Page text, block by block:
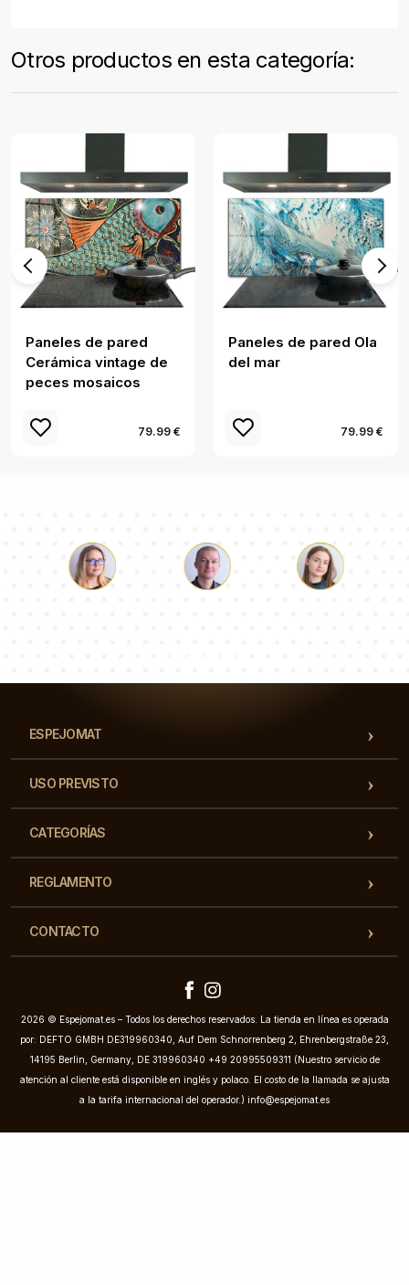
Otros productos en esta categoría:
Paneles de pared
Cerámica vintage de
peces mosaicos
79.99 €
Paneles de pared Ola
del mar
79.99 €
ESPEJOMAT
USO PREVISTO
CATEGORÍAS
REGLAMENTO
CONTACTO
2026 © Espejomat.es – Todos los derechos reservados. La tienda en línea es operada
por: DEFTO GMBH DE319960340, Auf Dem Schnorrenberg 2, Ehrenbergstraße 23,
14195 Berlin, Germany, DE 319960340 +49 20995509311 (Nuestro servicio de
atención al cliente está disponible en inglés y polaco. El costo de la llamada se ajusta
a la tarifa internacional del operador.) info@espejomat.es